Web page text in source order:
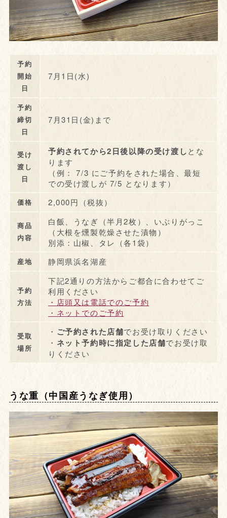
予約
開始
日
7月1日(水)
予約
締切
日
7月31日(金)まで
受け
渡し
日
予約されてから2日後以降の受け渡しとな
ります
（例： 7/3 にご予約をされた場合、最短
での受け渡しが 7/5 となります）
価格 2,000円（税抜）
商品
内容
白飯、うなぎ（半月2枚）、いぶりがっこ
（大根を燻製乾燥させた漬物）
別添：山椒、タレ（各1袋）
産地 静岡県浜名湖産
予約
方法
下記2通りの方法からご都合に合わせてご
利用ください
・店頭又は電話でのご予約
・ネットでのご予約
受取
場所
・ ご予約された店舗でお受け取りください
・ ネット予約時に指定した店舗でお受け取
りください
うな重（中国産うなぎ使用）